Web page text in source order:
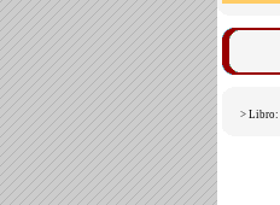
> Libro: